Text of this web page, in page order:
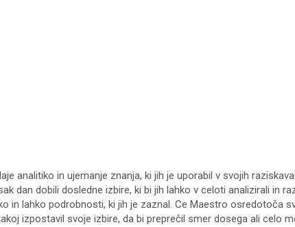
analitiko in ujemanje znanja, ki jih je uporabil v svojih
dan dobili dosledne izbire, ki bi jih lahko v celoti analizirali in
in lahko podrobnosti, ki jih je zaznal. Ce Maestro osredotoča
izpostavil svoje izbire, da bi preprečil smer dosega ali celo